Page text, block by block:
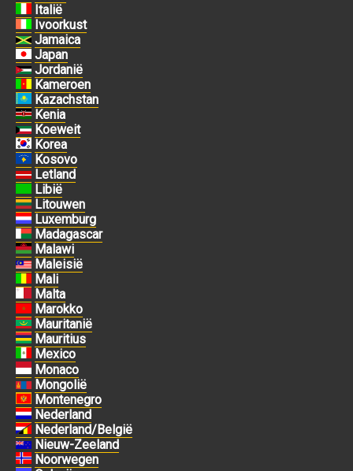
Italië
Ivoorkust
Jamaica
Japan
Jordanië
Kameroen
Kazachstan
Kenia
Koeweit
Korea
Kosovo
Letland
Libië
Litouwen
Luxemburg
Madagascar
Malawi
Maleisië
Mali
Malta
Marokko
Mauritanië
Mauritius
Mexico
Monaco
Mongolië
Montenegro
Nederland
Nederland/België
Nieuw-Zeeland
Noorwegen